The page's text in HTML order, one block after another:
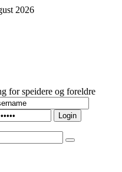
2026
for speidere og foreldre
Login